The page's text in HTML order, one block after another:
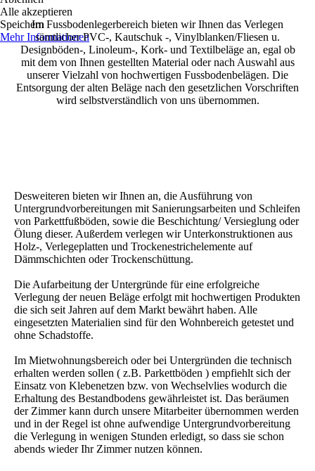
Im Fussbodenlegerbereich bieten wir Ihnen das Verlegen
sämtlicher PVC-, Kautschuk -, Vinylblanken/Fliesen u.
Designböden-, Linoleum-, Kork- und Textilbeläge an, egal ob
mit dem von Ihnen gestellten Material oder nach Auswahl aus
unserer Vielzahl von hochwertigen Fussbodenbelägen. Die
Entsorgung der alten Beläge nach den gesetzlichen Vorschriften
wird selbstverständlich von uns übernommen.
Desweiteren bieten wir Ihnen an, die Ausführung von
Untergrundvorbereitungen mit Sanierungsarbeiten und Schleifen
von Parkettfußböden, sowie die Beschichtung/ Versieglung oder
Ölung dieser. Außerdem verlegen wir Unterkonstruktionen aus
Holz-, Verlegeplatten und Trockenestrichelemente auf
Dämmschichten oder Trockenschüttung.
Die Aufarbeitung der Untergründe für eine erfolgreiche
Verlegung der neuen Beläge erfolgt mit hochwertigen Produkten
die sich seit Jahren auf dem Markt bewährt haben. Alle
eingesetzten Materialien sind für den Wohnbereich getestet und
ohne Schadstoffe.
Im Mietwohnungsbereich oder bei Untergründen die technisch
erhalten werden sollen ( z.B. Parkettböden ) empfiehlt sich der
Einsatz von Klebenetzen bzw. von Wechselvlies wodurch die
Erhaltung des Bestandbodens gewährleistet ist. Das beräumen
der Zimmer kann durch unsere Mitarbeiter übernommen werden
und in der Regel ist ohne aufwendige Untergrundvorbereitung
die Verlegung in wenigen Stunden erledigt, so dass sie schon
abends wieder Ihr Zimmer nutzen können.
Alle akzeptieren
Speichern
Mehr Informationen